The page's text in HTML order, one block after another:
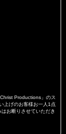
Productions」のス
上げのお客様お一人1点
お断りさせていただき